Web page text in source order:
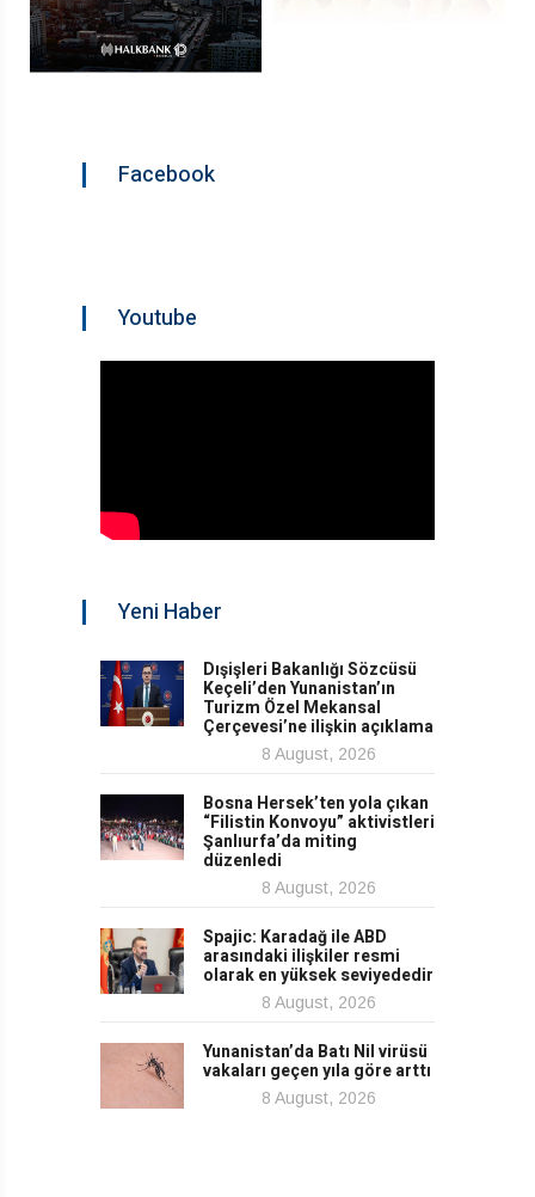
Facebook
Youtube
Yeni Haber
Dışişleri Bakanlığı Sözcüsü
Keçeli’den Yunanistan’ın
Turizm Özel Mekansal
Çerçevesi’ne ilişkin açıklama
8 August, 2026
Bosna Hersek’ten yola çıkan
“Filistin Konvoyu” aktivistleri
Şanlıurfa’da miting
düzenledi
8 August, 2026
Spajic: Karadağ ile ABD
arasındaki ilişkiler resmi
olarak en yüksek seviyededir
8 August, 2026
Yunanistan’da Batı Nil virüsü
vakaları geçen yıla göre arttı
8 August, 2026